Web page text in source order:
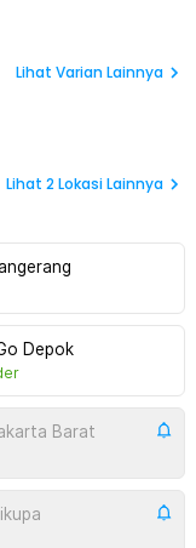
Lihat Varian Lainnya
Lihat 2Lokasi Lainnya
Depok
Barat